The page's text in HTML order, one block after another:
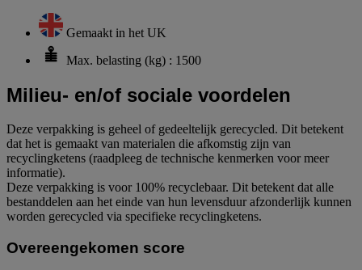
Gemaakt in het UK
Max. belasting (kg) : 1500
Milieu- en/of sociale voordelen
Deze verpakking is geheel of gedeeltelijk gerecycled. Dit betekent
dat het is gemaakt van materialen die afkomstig zijn van
recyclingketens (raadpleeg de technische kenmerken voor meer
informatie).
Deze verpakking is voor 100% recyclebaar. Dit betekent dat alle
bestanddelen aan het einde van hun levensduur afzonderlijk kunnen
worden gerecycled via specifieke recyclingketens.
Overeengekomen score